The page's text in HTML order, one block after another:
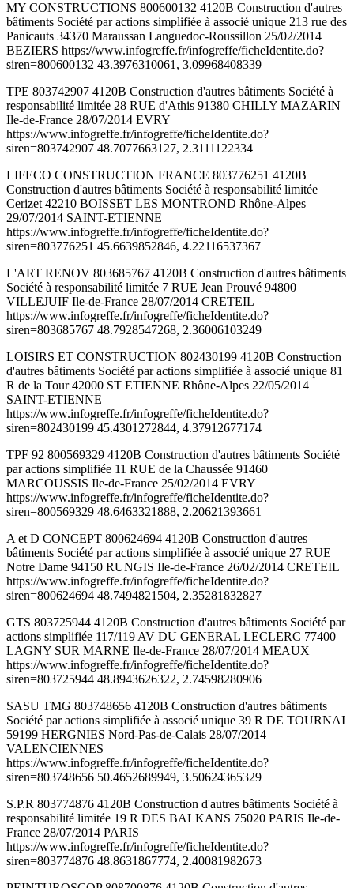
MY CONSTRUCTIONS 800600132 4120B Construction d'autres
bâtiments Société par actions simplifiée à associé unique 213 rue des
Panicauts 34370 Maraussan Languedoc-Roussillon 25/02/2014
BEZIERS https://www.infogreffe.fr/infogreffe/ficheIdentite.do?
siren=800600132 43.3976310061, 3.09968408339
TPE 803742907 4120B Construction d'autres bâtiments Société à
responsabilité limitée 28 RUE d'Athis 91380 CHILLY MAZARIN
Ile-de-France 28/07/2014 EVRY
https://www.infogreffe.fr/infogreffe/ficheIdentite.do?
siren=803742907 48.7077663127, 2.3111122334
LIFECO CONSTRUCTION FRANCE 803776251 4120B
Construction d'autres bâtiments Société à responsabilité limitée
Cerizet 42210 BOISSET LES MONTROND Rhône-Alpes
29/07/2014 SAINT-ETIENNE
https://www.infogreffe.fr/infogreffe/ficheIdentite.do?
siren=803776251 45.6639852846, 4.22116537367
L'ART RENOV 803685767 4120B Construction d'autres bâtiments
Société à responsabilité limitée 7 RUE Jean Prouvé 94800
VILLEJUIF Ile-de-France 28/07/2014 CRETEIL
https://www.infogreffe.fr/infogreffe/ficheIdentite.do?
siren=803685767 48.7928547268, 2.36006103249
LOISIRS ET CONSTRUCTION 802430199 4120B Construction
d'autres bâtiments Société par actions simplifiée à associé unique 81
R de la Tour 42000 ST ETIENNE Rhône-Alpes 22/05/2014
SAINT-ETIENNE
https://www.infogreffe.fr/infogreffe/ficheIdentite.do?
siren=802430199 45.4301272844, 4.37912677174
TPF 92 800569329 4120B Construction d'autres bâtiments Société
par actions simplifiée 11 RUE de la Chaussée 91460
MARCOUSSIS Ile-de-France 25/02/2014 EVRY
https://www.infogreffe.fr/infogreffe/ficheIdentite.do?
siren=800569329 48.6463321888, 2.20621393661
A et D CONCEPT 800624694 4120B Construction d'autres
bâtiments Société par actions simplifiée à associé unique 27 RUE
Notre Dame 94150 RUNGIS Ile-de-France 26/02/2014 CRETEIL
https://www.infogreffe.fr/infogreffe/ficheIdentite.do?
siren=800624694 48.7494821504, 2.35281832827
GTS 803725944 4120B Construction d'autres bâtiments Société par
actions simplifiée 117/119 AV DU GENERAL LECLERC 77400
LAGNY SUR MARNE Ile-de-France 28/07/2014 MEAUX
https://www.infogreffe.fr/infogreffe/ficheIdentite.do?
siren=803725944 48.8943626322, 2.74598280906
SASU TMG 803748656 4120B Construction d'autres bâtiments
Société par actions simplifiée à associé unique 39 R DE TOURNAI
59199 HERGNIES Nord-Pas-de-Calais 28/07/2014
VALENCIENNES
https://www.infogreffe.fr/infogreffe/ficheIdentite.do?
siren=803748656 50.4652689949, 3.50624365329
S.P.R 803774876 4120B Construction d'autres bâtiments Société à
responsabilité limitée 19 R DES BALKANS 75020 PARIS Ile-de-
France 28/07/2014 PARIS
https://www.infogreffe.fr/infogreffe/ficheIdentite.do?
siren=803774876 48.8631867774, 2.40081982673